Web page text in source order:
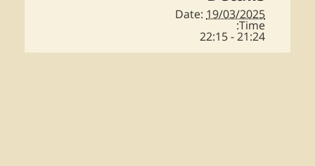
Date: 19/03/2025
Time:
21:24 - 22:15